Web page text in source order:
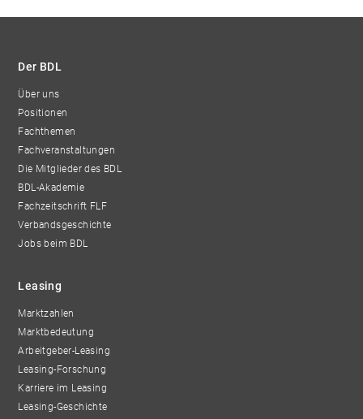
Der BDL
Über uns
Positionen
Fachthemen
Fachveranstaltungen
Die Mitglieder des BDL
BDL-Akademie
Fachzeitschrift FLF
Verbandsgeschichte
Jobs beim BDL
Leasing
Marktzahlen
Marktbedeutung
Arbeitgeber-Leasing
Leasing-Forschung
Karriere im Leasing
Leasing-Geschichte